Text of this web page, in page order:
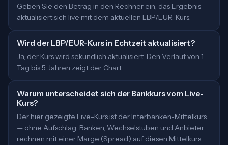
Geben Sie den Betrag in den Rechner ein; das Ergebnis
aktualisiert sich live mit dem aktuellen LBP/EUR-Kurs.
Wird der LBP/EUR-Kurs in Echtzeit aktualisiert?
Ja, der Kurs wird sekündlich aktualisiert. Den Verlauf von 1
Tag bis 5 Jahren zeigt der Chart.
Warum unterscheidet sich der Bankkurs vom Live-
Kurs?
Der hier gezeigte Live-Kurs ist der Interbanken-Mittelkurs
— ohne Aufschlag. Banken, Wechselstuben und Anbieter
rechnen mit einer Marge (Spread) auf diesen Mittelkurs